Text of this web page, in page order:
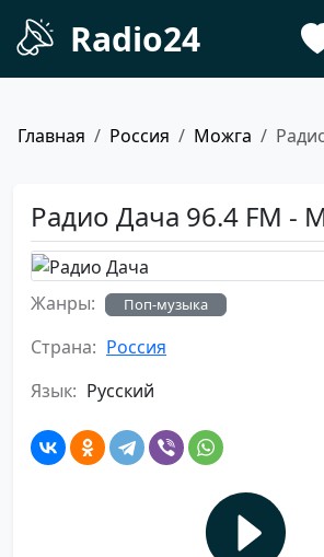
Radio24
Главная Россия Можга
Радио Дача 96.4 FM -
Жанры: Поп-музыка
Страна: Россия
Язык: Русский